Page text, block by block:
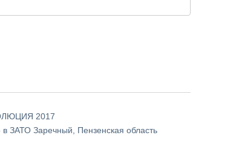
2017
ЗАТО Заречный, Пензенская область